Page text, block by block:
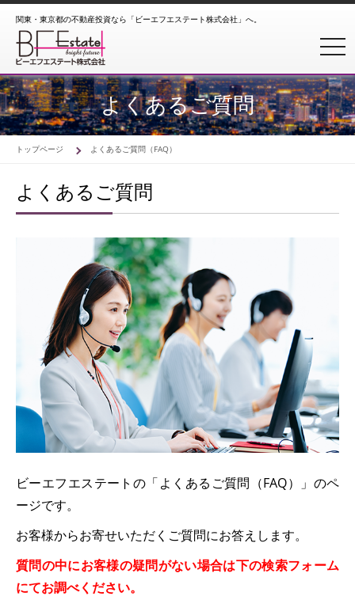
関東・東京都の不動産投資なら「ビーエフエステート株式会社」へ。
よくあるご質問
トップページ よくあるご質問（FAQ）
よくあるご質問
ビーエフエステートの「よくあるご質問（FAQ）」のペ
ージです。
お客様からお寄せいただくご質問にお答えします。
質問の中にお客様の疑問がない場合は下の検索フォーム
にてお調べください。